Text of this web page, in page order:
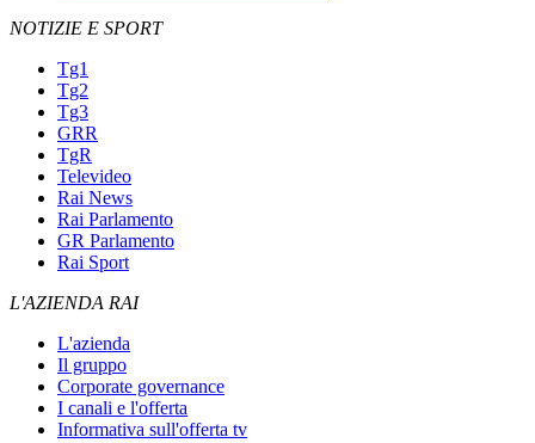
NOTIZIE E SPORT
Tg1
Tg2
Tg3
GRR
TgR
Televideo
Rai News
Rai Parlamento
GR Parlamento
Rai Sport
L'AZIENDA RAI
L'azienda
Il gruppo
Corporate governance
I canali e l'offerta
Informativa sull'offerta tv